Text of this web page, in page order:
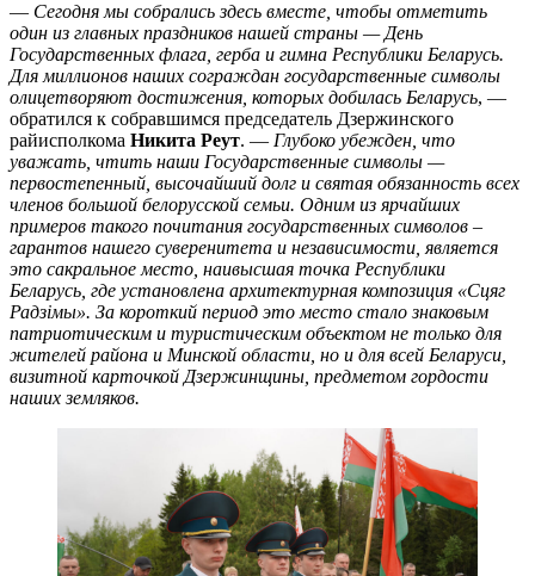
— Сегодня мы собрались здесь вместе, чтобы отметить
один из главных праздников нашей страны — День
Государственных флага, герба и гимна Республики Беларусь.
Для миллионов наших сограждан государственные символы
олицетворяют достижения, которых добилась Беларусь, —
обратился к собравшимся председатель Дзержинского
райисполкома Никита Реут. — Глубоко убежден, что
уважать, чтить наши Государственные символы —
первостепенный, высочайший долг и святая обязанность всех
членов большой белорусской семьи. Одним из ярчайших
примеров такого почитания государственных символов –
гарантов нашего суверенитета и независимости, является
это сакральное место, наивысшая точка Республики
Беларусь, где установлена архитектурная композиция «Сцяг
Радзімы». За короткий период это место стало знаковым
патриотическим и туристическим объектом не только для
жителей района и Минской области, но и для всей Беларуси,
визитной карточкой Дзержинщины, предметом гордости
наших земляков.